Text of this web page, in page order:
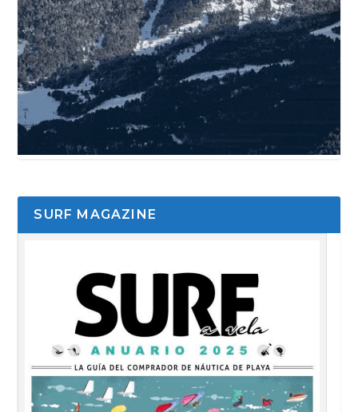
SURF MAGAZINE